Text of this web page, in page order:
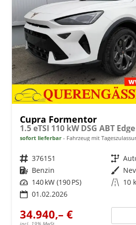
Cupra Formentor
1.5 eTSI 110 kW DSG ABT
sofort lieferbar Fahrzeug mit
Fahrzeugnr. 376151 Getriebe
Kraftstoff Benzin Außenfarbe
Leistung 140 kW (190 PS) Kilometerstand 10
01.02.2026
34.940,– €
incl. 19% MwSt.